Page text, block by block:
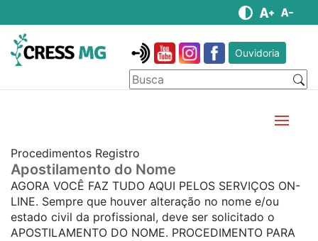
Ouvidoria
Procedimentos Registro
Apostilamento do Nome
AGORA VOCÊ FAZ TUDO AQUI PELOS SERVIÇOS ON-
LINE. Sempre que houver alteração no nome e/ou
estado civil da profissional, deve ser solicitado o
APOSTILAMENTO DO NOME. PROCEDIMENTO PARA